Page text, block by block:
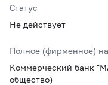
Статус
Не действует
Полное (фирменное)
Коммерческий банк
общество)